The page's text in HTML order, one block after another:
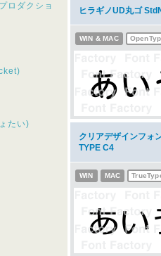
ロダクショ
たい)
ヒラギノUD丸ゴ
WIN & MAC
クリアデザインフォ
TYPE C4
WIN MAC